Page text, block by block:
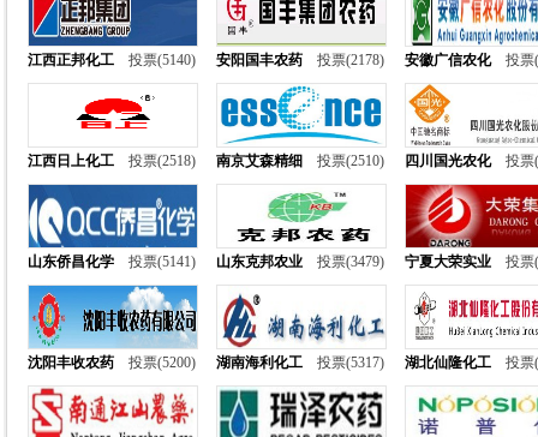
江西正邦化工 投票(5140) 安阳国丰农药 投票(2178) 安徽广信农化 投票
江西日上化工 投票(2518) 南京艾森精细 投票(2510) 四川国光农化 投票
山东侨昌化学 投票(5141) 山东克邦农业 投票(3479) 宁夏大荣实业 投票
沈阳丰收农药 投票(5200) 湖南海利化工 投票(5317) 湖北仙隆化工 投票